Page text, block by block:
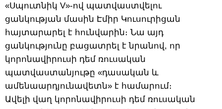
«Սպուտնիկ V»-ով պատվաստվելու
ցանկության մասին Էմիր Կուսուրիցան
հայտարարել է հունվարին։ Նա այդ
ցանկությունը բացատրել է նրանով, որ
կորոնավիրուսի դեմ ռուսական
պատվաստանյութը «դասական և
ամենաարդյունավետն» է համարում։
Ավելի վաղ կորոնավիրուսի դեմ ռուսական